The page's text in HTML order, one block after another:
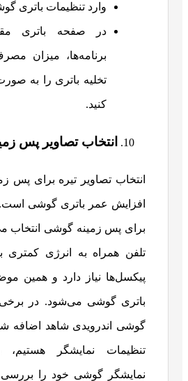
وارد تنظیمات باتری
در صفحه باتری
برنامه‌ها، میزان
تخلیه باتری را به
کنید.
انتخاب تصاویر پس
انتخاب تصاویر تیره برای پس
افزایش عمر باتری گوشی
برای پس زمینه گوشی انتخاب
تلفن همراه به انرژی
پیکسل‌ها نیاز دارد و همین
باتری گوشی می‌شود. در
گوشی اندرویدی شاهد اضافه
تنظیمات نمایشگر هستیم،
نمایشگر گوشی خود را